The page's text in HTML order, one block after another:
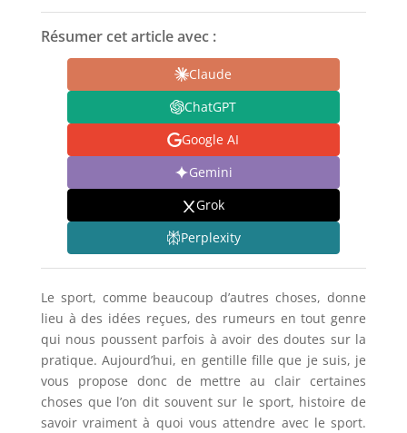
Résumer cet article avec :
Claude
ChatGPT
Google AI
Gemini
Grok
Perplexity
Le sport, comme beaucoup d’autres choses, donne
lieu à des idées reçues, des rumeurs en tout genre
qui nous poussent parfois à avoir des doutes sur la
pratique. Aujourd’hui, en gentille fille que je suis, je
vous propose donc de mettre au clair certaines
choses que l’on dit souvent sur le sport, histoire de
savoir vraiment à quoi vous attendre avec le sport.